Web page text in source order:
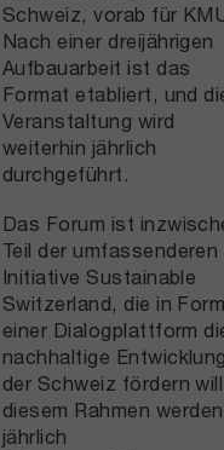
Schweiz, vorab für
Nach einer dreijährigen
Aufbauarbeit ist das
Format etabliert, und
Veranstaltung wird
weiterhin jährlich
durchgeführt.
Das Forum ist
Teil der umfassenderen
Initiative Sustainable
Switzerland, die in
einer Dialogplattform
nachhaltige
der Schweiz fördern
diesem Rahmen werden
jährlich